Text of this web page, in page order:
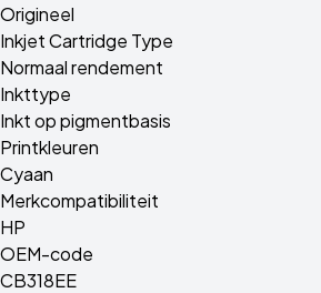
Origineel
Inkjet Cartridge Type
Normaal rendement
Inkttype
Inkt op pigmentbasis
Printkleuren
Cyaan
Merkcompatibiliteit
HP
OEM-code
CB318EE